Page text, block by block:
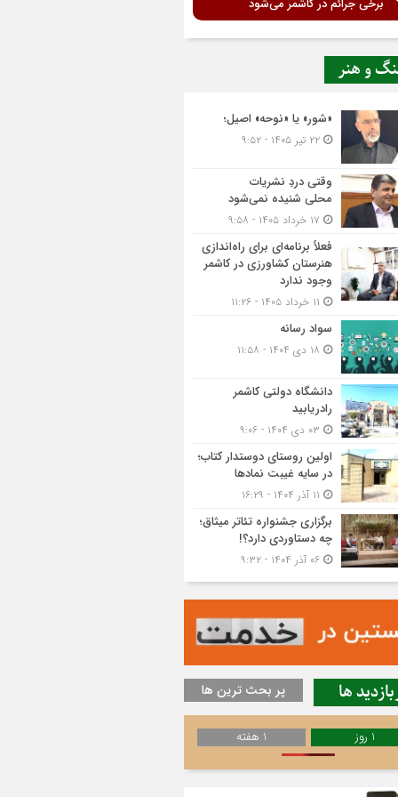
و هنر
«شور» یا «نوحه» اصیل؛
وقتی دردِ نشریات
محلی شنیده نمی‌شود
فعلاً برنامه‌ای برای راه‌اندازی
هنرستان کشاورزی در کاشمر
وجود ندارد
سواد رسانه
دانشگاه دولتی کاشمر‌
رادریابید
اولین روستای دوستدار کتاب؛
در سایه غیبت نمادها
برگزاری جشنواره تئاتر میثاق؛
چه دستاوردی دارد؟!
ها پر بحث ترین ها
1 روز 1 هفته